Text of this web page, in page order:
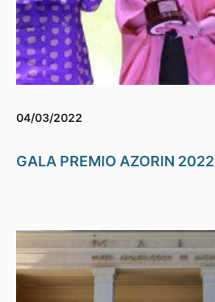
04/03/2022
GALA PREMIO AZORIN 2022